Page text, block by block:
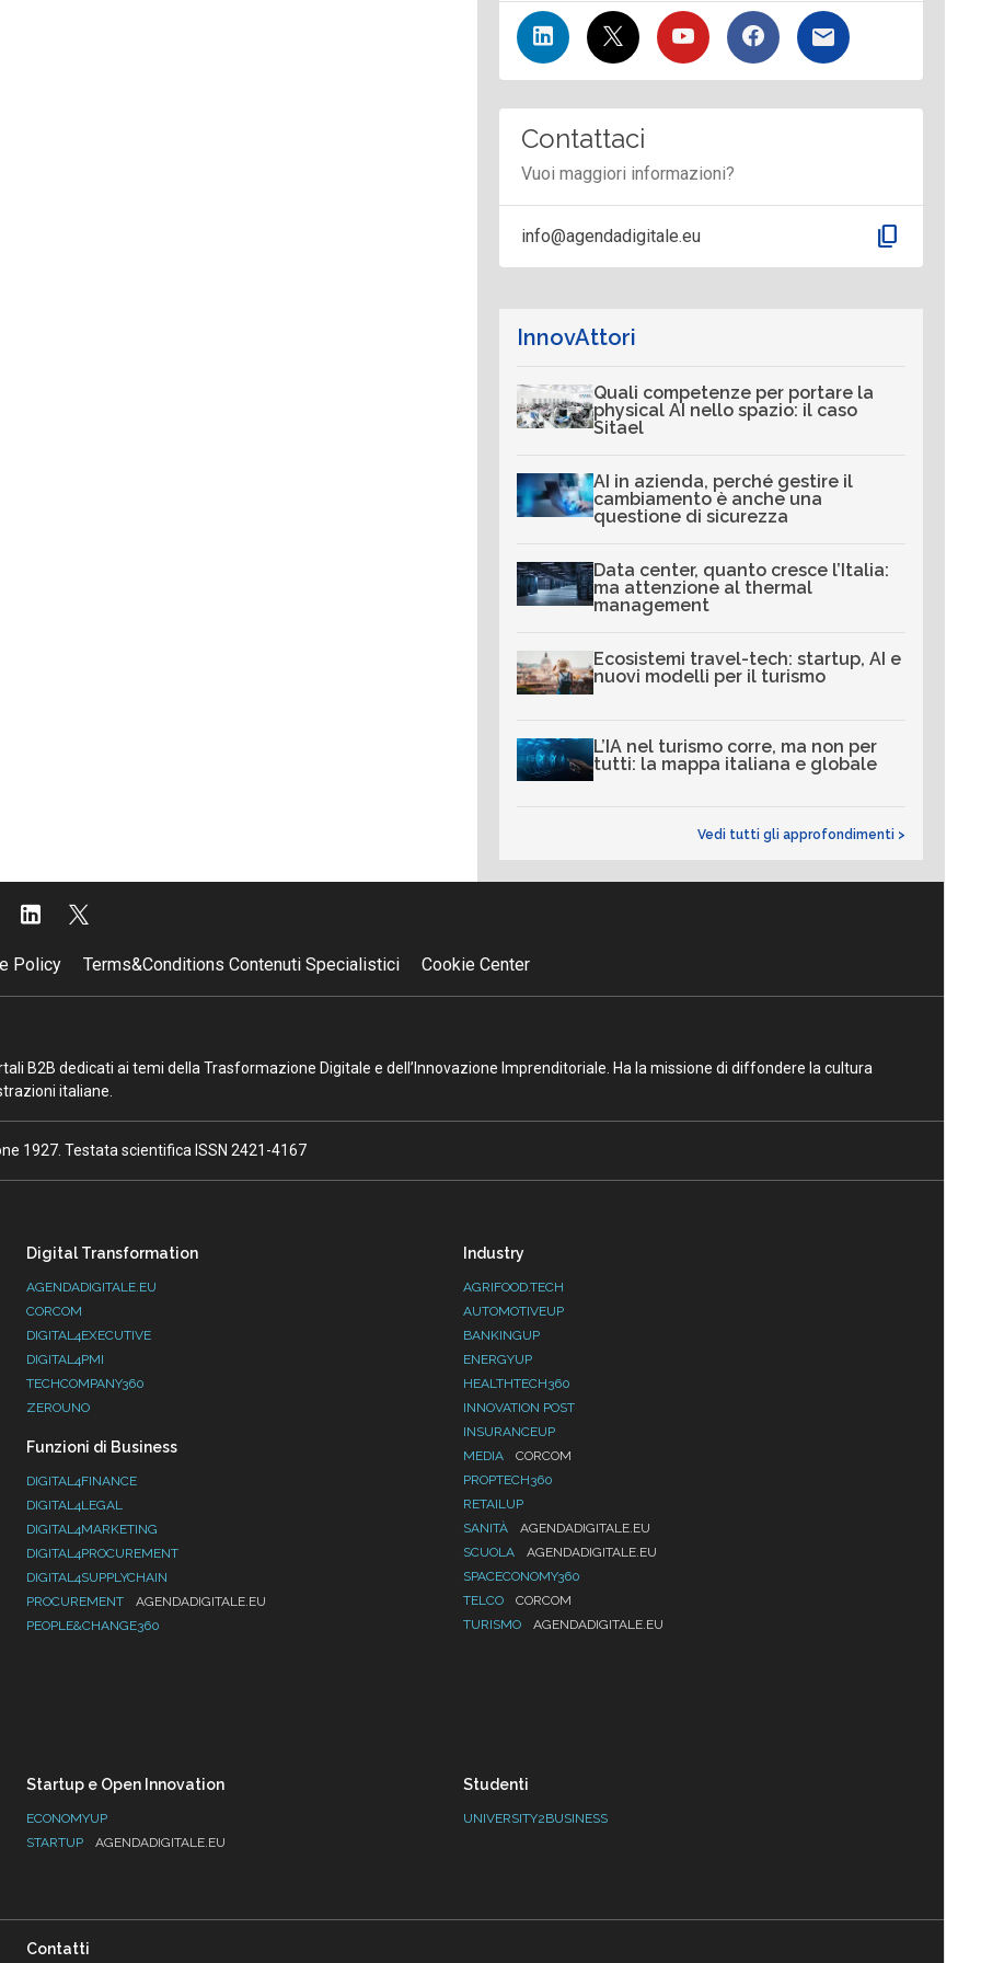
Contattaci
Vuoi maggiori informazioni?
info@agendadigitale.eu content_copy
InnovAttori
Quali competenze per portare la
physical AI nello spazio: il caso
Sitael
AI in azienda, perché gestire il
cambiamento è anche una
questione di sicurezza
Data center, quanto cresce l’Italia:
ma attenzione al thermal
management
Ecosistemi travel-tech: startup, AI e
nuovi modelli per il turismo
L’IA nel turismo corre, ma non per
tutti: la mappa italiana e globale
Vedi tutti gli approfondimenti >
Policy Terms&Conditions Contenuti Specialistici Cookie Center
B2B dedicati ai temi della Trasformazione Digitale e dell’Innovazione Imprenditoriale. Ha la missione di diffondere la cultura
italiane.
1927. Testata scientifica ISSN 2421-4167
Digital Transformation
AGENDADIGITALE.EU
CORCOM
DIGITAL4EXECUTIVE
DIGITAL4PMI
TECHCOMPANY360
ZEROUNO
Funzioni di Business
DIGITAL4FINANCE
DIGITAL4LEGAL
DIGITAL4MARKETING
DIGITAL4PROCUREMENT
DIGITAL4SUPPLYCHAIN
PROCUREMENT
AGENDADIGITALE.EU
PEOPLE&CHANGE360
Industry
AGRIFOOD.TECH
AUTOMOTIVEUP
BANKINGUP
ENERGYUP
HEALTHTECH360
INNOVATION POST
INSURANCEUP
MEDIA
CORCOM
PROPTECH360
RETAILUP
SANITÀ
AGENDADIGITALE.EU
SCUOLA
AGENDADIGITALE.EU
SPACECONOMY360
TELCO
CORCOM
TURISMO
AGENDADIGITALE.EU
Startup e Open Innovation
ECONOMYUP
STARTUP
AGENDADIGITALE.EU
Studenti
UNIVERSITY2BUSINESS
Contatti